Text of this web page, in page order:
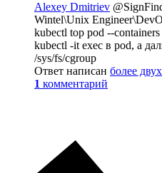
Alexey Dmitriev
Wintel\Unix
kubectl top pod --
kubectl -it exec в pod, а
/sys/fs/cgroup
Ответ написан более
1 комментарий